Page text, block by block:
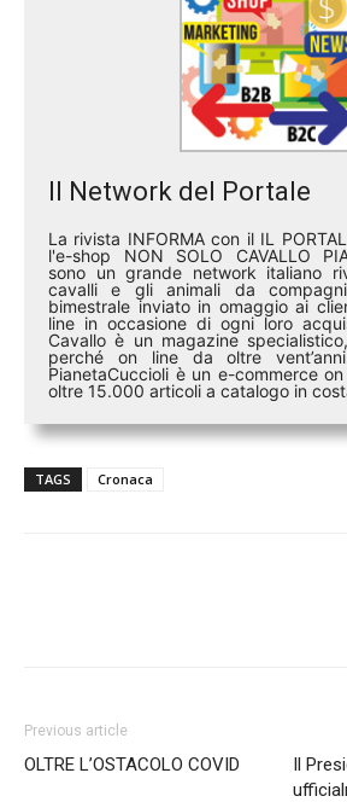
Il Network del Portale
La rivista INFORMA con il IL
l'e-shop NON SOLO CAVALLO
sono un grande network italiano
cavalli e gli animali da
bimestrale inviato in omaggio ai
line in occasione di ogni loro
Cavallo è un magazine
perché on line da oltre
PianetaCuccioli è un e-commerce
oltre 15.000 articoli a catalogo in
TAGS Cronaca
Previous article
OLTRE L’OSTACOLO COVID
Il